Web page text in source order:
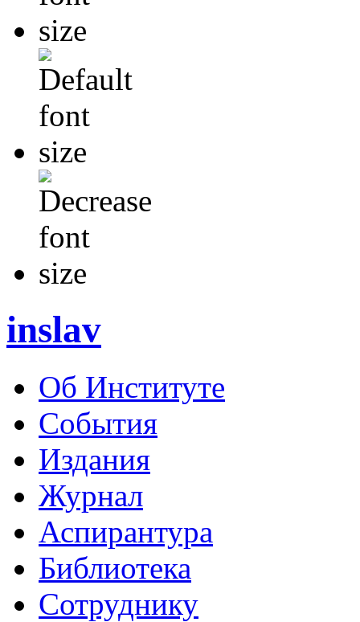
inslav
Об Институте
События
Издания
Журнал
Аспирантура
Библиотека
Сотруднику